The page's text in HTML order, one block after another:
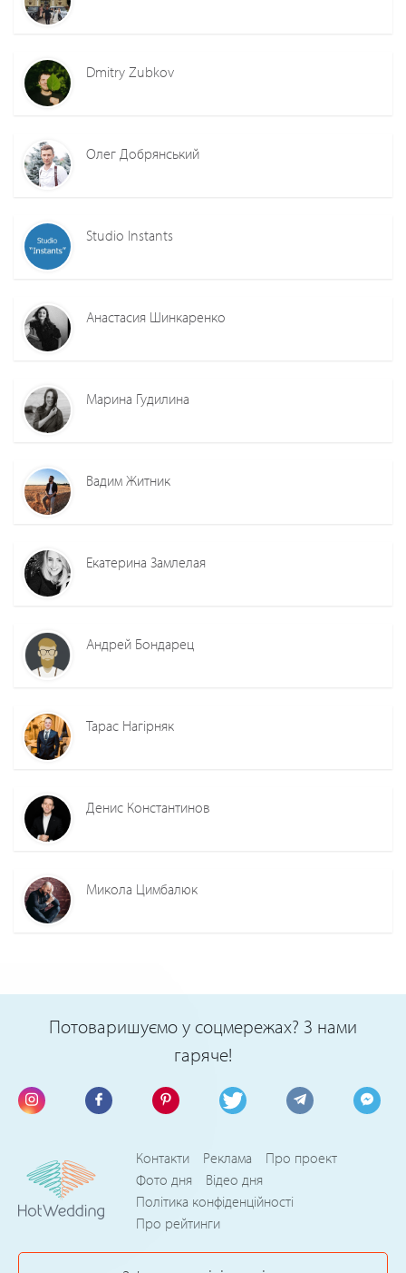
Dmitry Zubkov
Олег Добрянський
Studio Instants
Анастасия Шинкаренко
Марина Гудилина
Вадим Житник
Екатерина Замлелая
Андрей Бондарец
Тарас Нагірняк
Денис Константинов
Микола Цимбалюк
Потоваришуємо у соцмережах? З нами
гаряче!
Контакти Реклама
Про проект
Фото дня
Відео дня
Політика конфіденційності
Про рейтинги